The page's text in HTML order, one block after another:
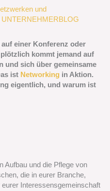
und
UNTERNEHMERBLOG
einer Konferenz oder
kommt jemand auf
und sich über gemeinsame
ist Networking in Aktion.
eigentlich, und warum ist
Aufbau und die Pflege von
die in eurer Branche,
Interessensgemeinschaft